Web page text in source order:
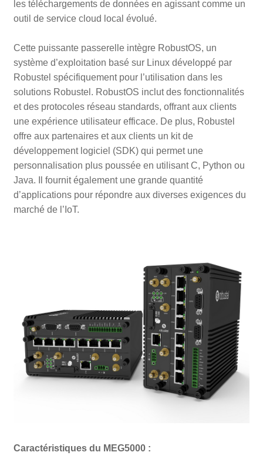
les téléchargements de données en agissant comme un
outil de service cloud local évolué.
Cette puissante passerelle intègre RobustOS, un
système d’exploitation basé sur Linux développé par
Robustel spécifiquement pour l’utilisation dans les
solutions Robustel. RobustOS inclut des fonctionnalités
et des protocoles réseau standards, offrant aux clients
une expérience utilisateur efficace. De plus, Robustel
offre aux partenaires et aux clients un kit de
développement logiciel (SDK) qui permet une
personnalisation plus poussée en utilisant C, Python ou
Java. Il fournit également une grande quantité
d’applications pour répondre aux diverses exigences du
marché de l’IoT.
Caractéristiques du MEG5000 :